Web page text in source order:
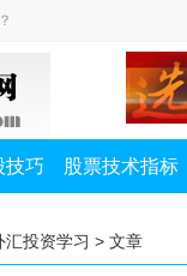
技巧 股票技术指标
汇投资学习 > 文章